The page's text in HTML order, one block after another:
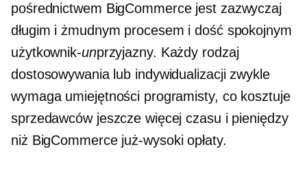
pośrednictwem BigCommerce jest zazwyczaj
długim i żmudnym procesem i dość spokojnym
użytkownik-unprzyjazny. Każdy rodzaj
dostosowywania lub indywidualizacji zwykle
wymaga umiejętności programisty, co kosztuje
sprzedawców jeszcze więcej czasu i pieniędzy
niż BigCommerce już-wysokiopłaty.